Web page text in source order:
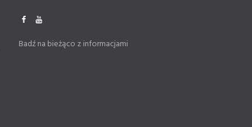
Badź na bieżąco z informacjami